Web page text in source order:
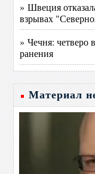
» Швеция
взрывах
» Чечня:
ранения
Материал